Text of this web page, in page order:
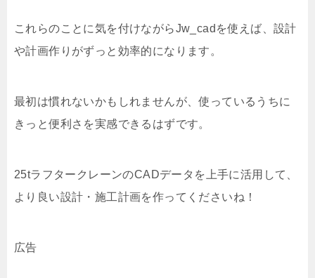
これらのことに気を付けながらJw_cadを使えば、設計
や計画作りがずっと効率的になります。
最初は慣れないかもしれませんが、使っているうちに
きっと便利さを実感できるはずです。
25tラフタークレーンのCADデータを上手に活用して、
より良い設計・施工計画を作ってくださいね！
広告